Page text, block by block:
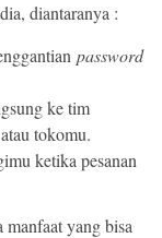
diantaranya :
password
ke tim
tokomu.
ketika pesanan
yang bisa